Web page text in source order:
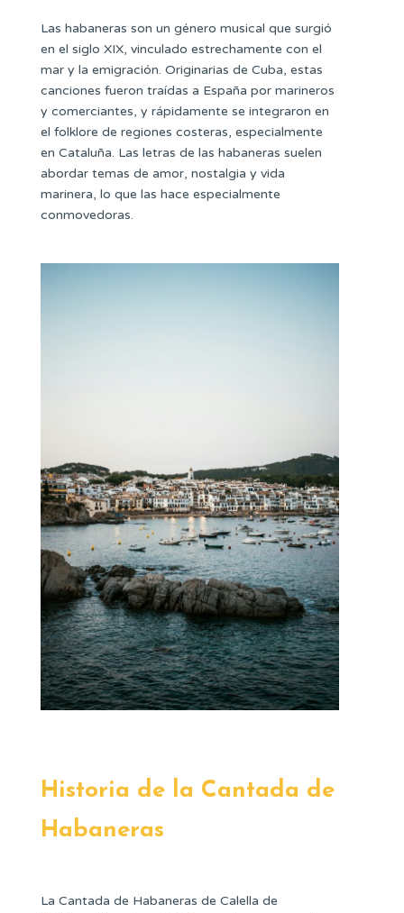
Las habaneras son un género musical que surgió
en el siglo XIX, vinculado estrechamente con el
mar y la emigración. Originarias de Cuba, estas
canciones fueron traídas a España por marineros
y comerciantes, y rápidamente se integraron en
el folklore de regiones costeras, especialmente
en Cataluña. Las letras de las habaneras suelen
abordar temas de amor, nostalgia y vida
marinera, lo que las hace especialmente
conmovedoras.
Historia de la Cantada de
Habaneras
La Cantada de Habaneras de Calella de